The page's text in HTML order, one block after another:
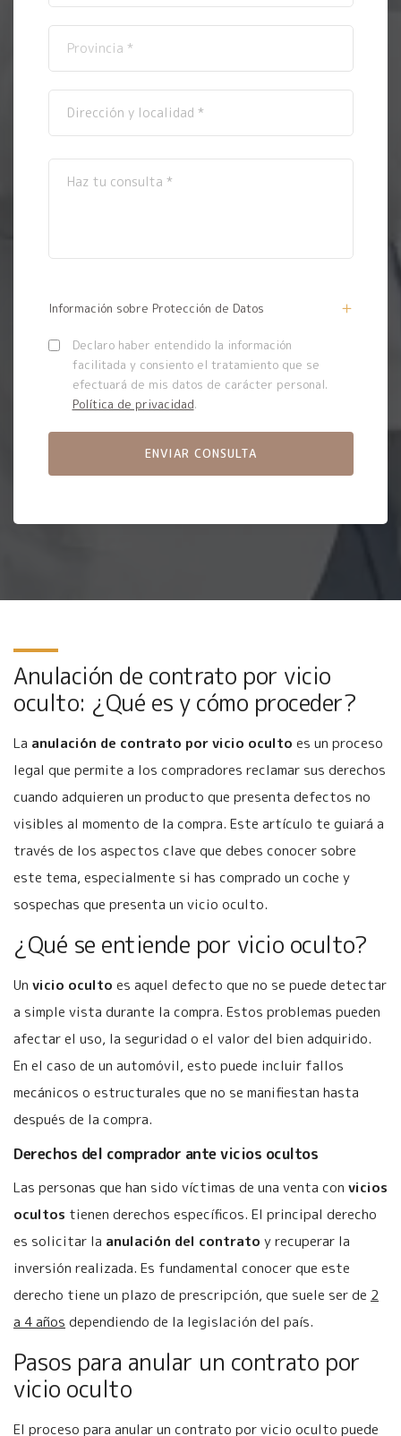
Información sobre Protección de Datos
Declaro haber entendido la información
facilitada y consiento el tratamiento que se
efectuará de mis datos de carácter personal.
Política de privacidad.
Anulación de contrato por vicio
oculto: ¿Qué es y cómo proceder?
La anulación de contrato por vicio oculto es un proceso
legal que permite a los compradores reclamar sus derechos
cuando adquieren un producto que presenta defectos no
visibles al momento de la compra. Este artículo te guiará a
través de los aspectos clave que debes conocer sobre
este tema, especialmente si has comprado un coche y
sospechas que presenta un vicio oculto.
¿Qué se entiende por vicio oculto?
Un vicio oculto es aquel defecto que no se puede detectar
a simple vista durante la compra. Estos problemas pueden
afectar el uso, la seguridad o el valor del bien adquirido.
En el caso de un automóvil, esto puede incluir fallos
mecánicos o estructurales que no se manifiestan hasta
después de la compra.
Derechos del comprador ante vicios ocultos
Las personas que han sido víctimas de una venta con vicios
ocultos tienen derechos específicos. El principal derecho
es solicitar la anulación del contrato y recuperar la
inversión realizada. Es fundamental conocer que este
derecho tiene un plazo de prescripción, que suele ser de 2
a 4 años dependiendo de la legislación del país.
Pasos para anular un contrato por
vicio oculto
El proceso para anular un contrato por vicio oculto puede